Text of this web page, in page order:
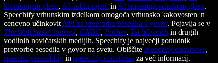
kloniranjem glasu, AI dubliranjem in AI spreminjevalnikom glasu.
Speechify vrhunskim izdelkom omogoča vrhunsko kakovosten in
cenovno učinkovit API za pretvorbo besedila v govor. Pojavlja se v
The Wall Street Journal, CNBC, Forbes, TechCrunch in drugih
vodilnih novičarskih medijih. Speechify je največji ponudnik
pretvorbe besedila v govor na svetu. Obiščite speechify.com/news,
speechify.com/blog in speechify.com/press za več informacij.